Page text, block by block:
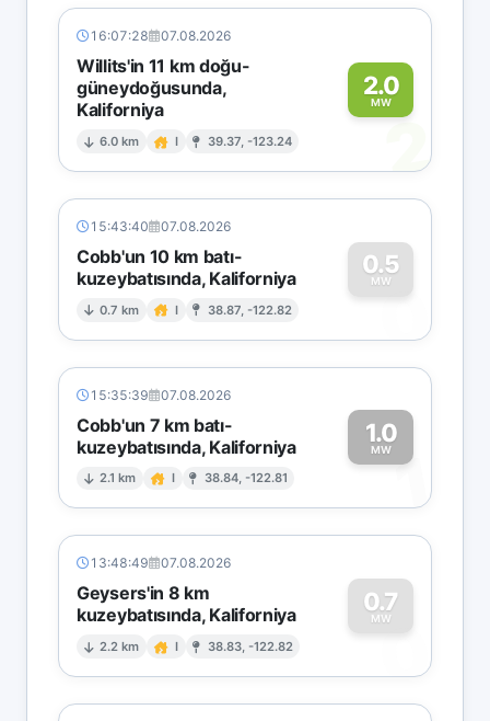
16:07:28 07.08.2026
Willits'in 11 km doğu-
güneydoğusunda,
Kaliforniya
6.0 km I 39.37, -123.24
2.0
MW
2
15:43:40 07.08.2026
Cobb'un 10 km batı-
kuzeybatısında, Kaliforniya
0.7 km I 38.87, -122.82
0.5
MW
0
15:35:39 07.08.2026
Cobb'un 7 km batı-
kuzeybatısında, Kaliforniya
2.1 km I 38.84, -122.81
1.0
MW1
13:48:49 07.08.2026
Geysers'in 8 km
kuzeybatısında, Kaliforniya
2.2 km I 38.83, -122.82
0.7
MW
0